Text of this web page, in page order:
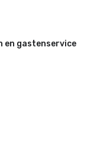
en gastenservice